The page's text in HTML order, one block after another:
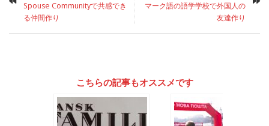
Spouse Communityで共感でき
る仲間作り
マーク語の語学学校で外国人の
友達作り
こちらの記事もオススメです